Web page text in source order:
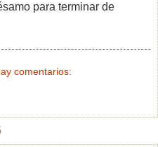
para terminar de
comentarios: